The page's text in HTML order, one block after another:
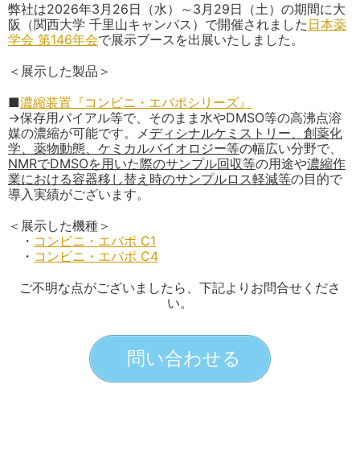
弊社は2026年3月26日（水）～3月29日（土）の期間に大
阪（関西大学 千里山キャンパス）で開催されました 日本薬
学会 第146年会で展示ブースを出展いたしました。
＜展示した製品＞
■濃縮装置『コンビニ・エバポシリーズ』
→保存用バイアル等で、そのまま水やDMSO等の高沸点溶
媒の濃縮が可能です。メ ディシナルケミストリー、創薬化
学、薬物動態、 ケミカルバイオロジー等の幅広い分野で、
NMRでDMSOを用いた際のサンプル回収等の用途や濃縮作
業における容器移し替え時のサンプルロス軽減等の目的で
導入実績がございます。
＜展示した機種＞
・ コンビニ・エバポ C1
・ コンビニ・エバポ C4
ご不明な点がございましたら、下記よりお問合せくださ
い。
問い合わせる